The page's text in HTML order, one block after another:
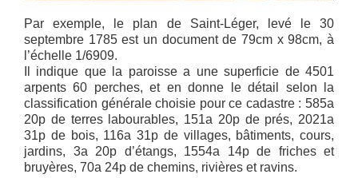
Par exemple, le plan de Saint-Léger, levé le 30
septembre 1785 est un document de 79cm x 98cm, à
l’échelle 1/6909.
Il indique que la paroisse a une superficie de 4501
arpents 60 perches, et en donne le détail selon la
classification générale choisie pour ce cadastre : 585a
20p de terres labourables, 151a 20p de prés, 2021a
31p de bois, 116a 31p de villages, bâtiments, cours,
jardins, 3a 20p d’étangs, 1554a 14p de friches et
bruyères, 70a 24p de chemins, rivières et ravins.